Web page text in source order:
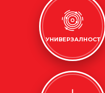
УНИВЕРЗАЛНОСТ